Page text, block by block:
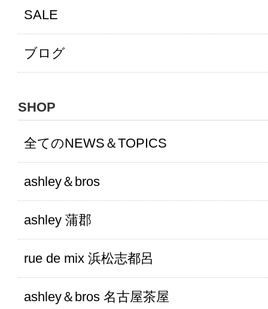
SALE
ブログ
SHOP
全てのNEWS＆TOPICS
ashley＆bros
ashley 蒲郡
rue de mix 浜松志都呂
ashley＆bros 名古屋茶屋